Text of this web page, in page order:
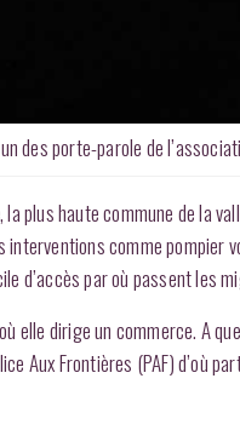
des porte-parole de
, la plus haute commune de la
interventions comme pompier
d’accès par où passent
où elle dirige un commerce. A
Aux Frontières (PAF) d’où